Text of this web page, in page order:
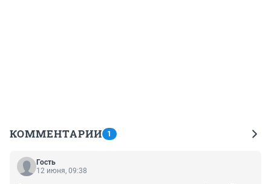
КОММЕНТАРИИ 1
Гость
12 июня, 09:38